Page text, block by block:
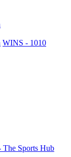
WINS - 1010
Sports Hub